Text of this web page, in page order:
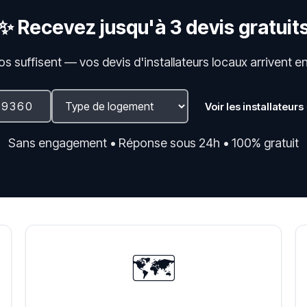
Recevez jusqu'à 3 devis
suffisent — vos devis d'installateurs locaux arrivent
Voir les
Sans engagement • Réponse sous 24h • 100% gratuit
🗺️